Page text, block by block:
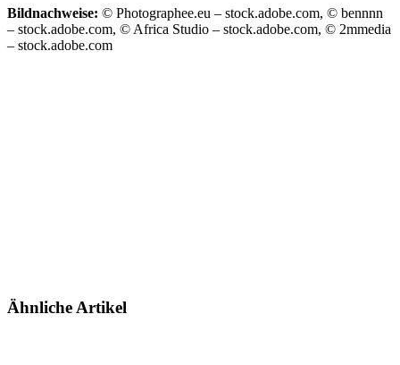
Bildnachweise: © Photographee.eu – stock.adobe.com, © bennnn
– stock.adobe.com, © Africa Studio – stock.adobe.com, © 2mmedia
– stock.adobe.com
Ähnliche Artikel